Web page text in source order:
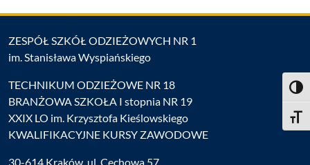
ZESPÓŁ SZKÓŁ ODZIEŻOWYCH NR 1
im. Stanisława Wyspiańskiego
TECHNIKUM ODZIEŻOWE NR 18
BRANŻOWA SZKOŁA I stopnia NR 19
XXIX LO im. Krzysztofa Kieślowskiego
KWALIFIKACYJNE KURSY ZAWODOWE
30-614 Kraków, ul. Cechowa 57